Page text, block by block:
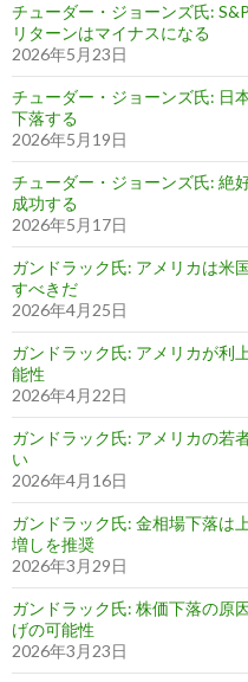
チューダー・ジョーンズ氏:
リターンはマイナスになる
2026年5月23日
チューダー・ジョーンズ氏: 日
下落する
2026年5月19日
チューダー・ジョーンズ氏: 絶
成功する
2026年5月17日
ガンドラック氏: アメリカは米
すべきだ
2026年4月25日
ガンドラック氏: アメリカが利
能性
2026年4月22日
ガンドラック氏: アメリカの若
い
2026年4月16日
ガンドラック氏: 金相場下落は
増しを推奨
2026年3月29日
ガンドラック氏: 株価下落の原
げの可能性
2026年3月23日